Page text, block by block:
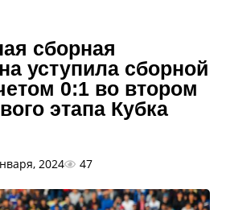
сборная
уступила сборной
0:1 во втором
этапа Кубка
2024 47